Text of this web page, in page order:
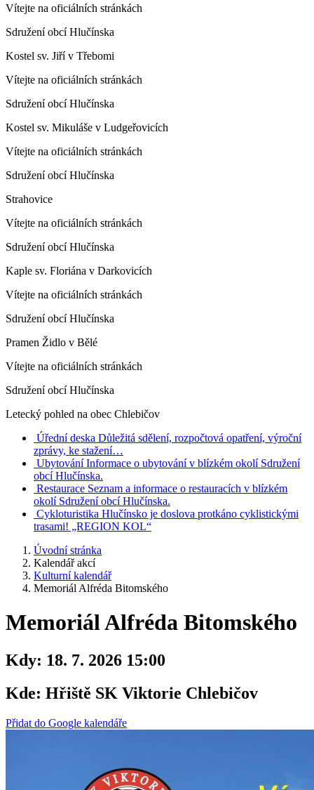
Vítejte na oficiálních stránkách
Sdružení obcí Hlučínska
Kostel sv. Jiří v Třebomi
Vítejte na oficiálních stránkách
Sdružení obcí Hlučínska
Kostel sv. Mikuláše v Ludgeřovicích
Vítejte na oficiálních stránkách
Sdružení obcí Hlučínska
Strahovice
Vítejte na oficiálních stránkách
Sdružení obcí Hlučínska
Kaple sv. Floriána v Darkovicích
Vítejte na oficiálních stránkách
Sdružení obcí Hlučínska
Pramen Židlo v Bělé
Vítejte na oficiálních stránkách
Sdružení obcí Hlučínska
Letecký pohled na obec Chlebičov
Úřední deska Důležitá sdělení, rozpočtová opatření, výroční
zprávy, ke stažení…
Ubytování Informace o ubytování v blízkém okolí Sdružení
obcí Hlučínska.
Restaurace Seznam a informace o restauracích v blízkém
okolí Sdružení obcí Hlučínska.
Cykloturistika Hlučínsko je doslova protkáno cyklistickými
trasami! „REGION KOL“
Úvodní stránka
Kalendář akcí
Kulturní kalendář
Memoriál Alfréda Bitomského
Memoriál Alfréda Bitomského
Kdy: 18. 7. 2026 15:00
Kde: Hřiště SK Viktorie Chlebičov
Přidat do Google kalendáře